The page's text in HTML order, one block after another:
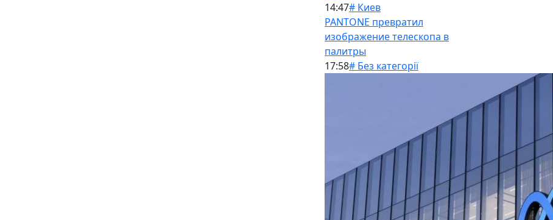
14:47# Киев
PANTONE превратил
изображение телескопа в
палитры
17:58# Без категорії